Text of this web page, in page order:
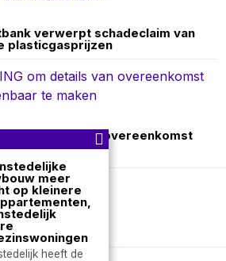
verwerpt schadeclaim van
plasticgasprijzen
om details van overeenkomst
te maken
Over ons Contact
meer
op kleinere
heeft de